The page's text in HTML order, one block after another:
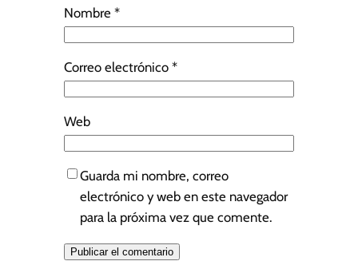
Nombre *
Correo electrónico *
Web
Guarda mi nombre, correo
electrónico y web en este navegador
para la próxima vez que comente.